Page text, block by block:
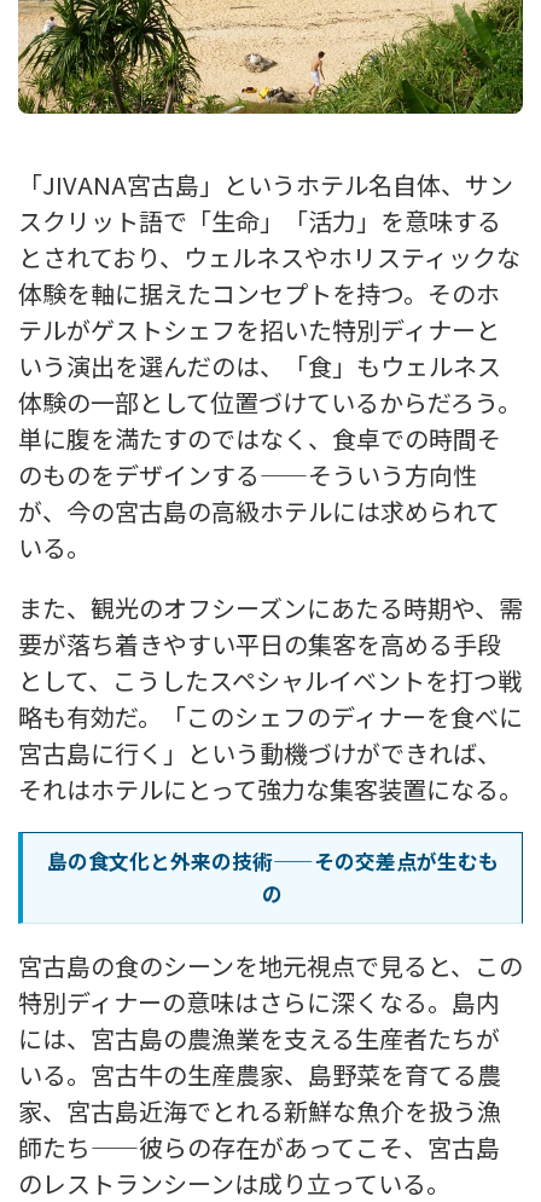
「JIVANA宮古島」というホテル名自体、サン
スクリット語で「生命」「活力」を意味する
とされており、ウェルネスやホリスティックな
体験を軸に据えたコンセプトを持つ。そのホ
テルがゲストシェフを招いた特別ディナーと
いう演出を選んだのは、「食」もウェルネス
体験の一部として位置づけているからだろう。
単に腹を満たすのではなく、食卓での時間そ
のものをデザインする——そういう方向性
が、今の宮古島の高級ホテルには求められて
いる。
また、観光のオフシーズンにあたる時期や、需
要が落ち着きやすい平日の集客を高める手段
として、こうしたスペシャルイベントを打つ戦
略も有効だ。「このシェフのディナーを食べに
宮古島に行く」という動機づけができれば、
それはホテルにとって強力な集客装置になる。
島の食文化と外来の技術——その交差点が生むも
の
宮古島の食のシーンを地元視点で見ると、この
特別ディナーの意味はさらに深くなる。島内
には、宮古島の農漁業を支える生産者たちが
いる。宮古牛の生産農家、島野菜を育てる農
家、宮古島近海でとれる新鮮な魚介を扱う漁
師たち——彼らの存在があってこそ、宮古島
のレストランシーンは成り立っている。